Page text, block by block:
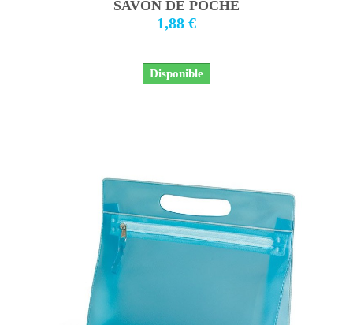
SAVON DE POCHE
1,88 €
Disponible